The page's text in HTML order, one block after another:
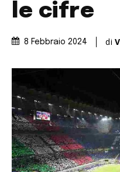
le cifre
8 Febbraio 2024 di